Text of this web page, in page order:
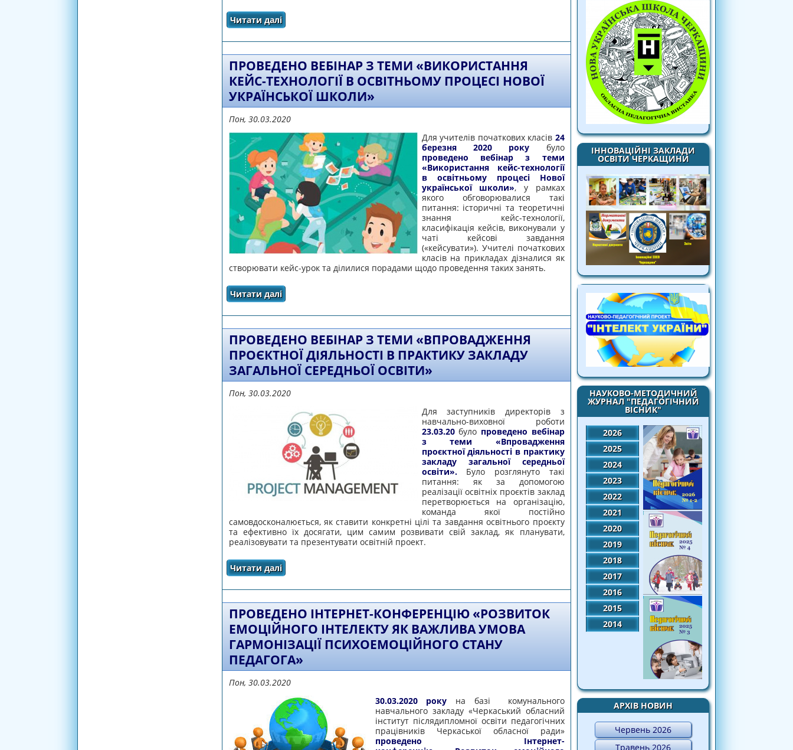
ІННОВАЦІЙНІ ЗАКЛАДИ
ОСВІТИ ЧЕРКАЩИНИ
НАУКОВО-МЕТОДИЧНИЙ
ЖУРНАЛ "ПЕДАГОГІЧНИЙ
ВІСНИК"
2026
2025
2024
2023
2022
2021
2020
2019
2018
2017
2016
2015
2014
АРХІВ НОВИН
Червень 2026
Травень 2026
Читати даліпро ПРОВЕДЕНО ОНЛАЙН-ПРАКТИКУМИ ДЛЯ ПРАКТИЧНИХ ПСИХОЛОГІВ ЗАКЛАДІВ ОСВІТИ ОБЛАСТІ
ПРОВЕДЕНО ВЕБІНАР З ТЕМИ «ВИКОРИСТАННЯ
КЕЙС-ТЕХНОЛОГІЇ В ОСВІТНЬОМУ ПРОЦЕСІ НОВОЇ
УКРАЇНСЬКОЇ ШКОЛИ»
Пон, 30.03.2020
Для учителів початкових класів 24
березня 2020 року було
проведено вебінар з теми
«Використання кейс-технології
в освітньому процесі Нової
української школи», у рамках
якого обговорювалися такі
питання: історичні та теоретичні
знання кейс-технології,
класифікація кейсів, виконували у
чаті кейсові завдання
(«кейсувати»). Учителі початкових
класів на прикладах дізналися як
створювати кейс-урок та ділилися порадами щодо проведення таких занять.
Читати далі
про ПРОВЕДЕНО ВЕБІНАР З ТЕМИ «ВИКОРИСТАННЯ КЕЙС-ТЕХНОЛОГІЇ В ОСВІТНЬОМУ ПРОЦЕСІ
ПРОВЕДЕНО ВЕБІНАР З ТЕМИ «ВПРОВАДЖЕННЯ
ПРОЄКТНОЇ ДІЯЛЬНОСТІ В ПРАКТИКУ ЗАКЛАДУ
ЗАГАЛЬНОЇ СЕРЕДНЬОЇ ОСВІТИ»
Пон, 30.03.2020
Для заступників директорів з
навчально-виховної роботи
23.03.20було проведено вебінар
з теми «Впровадження
проєктної діяльності в практику
закладу загальної середньої
освіти».Було розглянуто такі
питання: як за допомогою
реалізації освітніх проєктів заклад
перетворюється на організацію,
команда якої постійно
самовдосконалюється, як ставити конкретні цілі та завдання освітнього проєкту
та ефективно їх досягати, цим самим розвивати свій заклад, як планувати,
реалізовувати та презентувати освітній проект.
Читати далі
про ПРОВЕДЕНО ВЕБІНАР З ТЕМИ «ВПРОВАДЖЕННЯ ПРОЄКТНОЇ ДІЯЛЬНОСТІ В ПРАКТИКУ ЗАКЛАДУ
ПРОВЕДЕНО ІНТЕРНЕТ-КОНФЕРЕНЦІЮ «РОЗВИТОК
ЕМОЦІЙНОГО ІНТЕЛЕКТУ ЯК ВАЖЛИВА УМОВА
ГАРМОНІЗАЦІЇ ПСИХОЕМОЦІЙНОГО СТАНУ
ПЕДАГОГА»
Пон, 30.03.2020
30.03.2020 року на базі комунального
навчального закладу «Черкаський обласний
інститут післядипломної освіти педагогічних
працівників Черкаської обласної ради»
проведено Інтернет-